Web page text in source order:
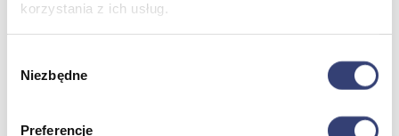
korzystania z ich usług.
zgody
Niezbędne
Preferencje
Wróć